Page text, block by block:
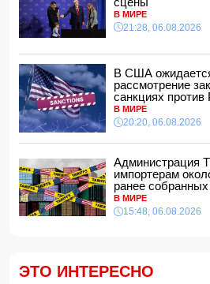
По делу Arzum 9999 назначена
экспертиза
ЕС ввел новые санкции против
14:34, 07.08.2026
Ужасающие подробности
Тертерском районе
14:28, 07.08.2026
14:14, 07.08.2026
Сына Абеля Магеррамова
14:10, 07.08.2026
14:04, 07.08.2026
В МИРЕ
21:28, 06.08.2026
В США
рассмотрение
санкциях
В МИРЕ
20:20, 06.08.2026
Администрация
импортерам
ранее
В МИРЕ
15:48, 06.08.2026
ЭТО ИНТЕРЕСНО